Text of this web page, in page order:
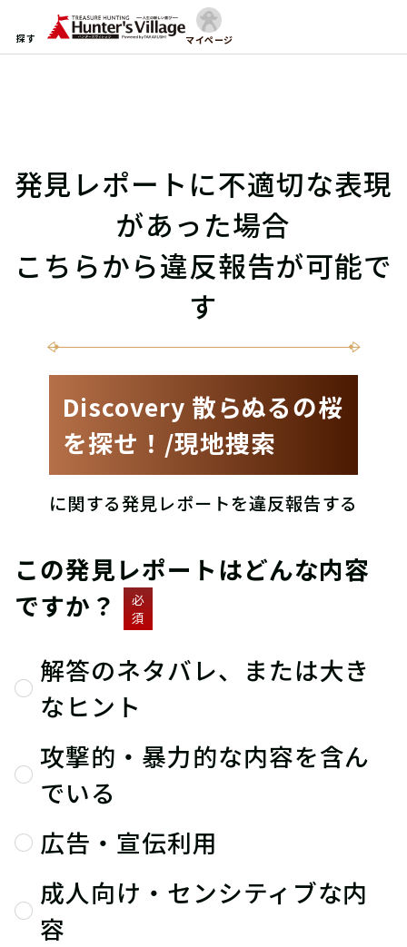
探す マイページ
発見レポートに不適切な表現
があった場合
こちらから違反報告が可能で
す
Discovery 散らぬるの桜
を探せ！/現地捜索
に関する発見レポートを違反報告する
この発見レポートはどんな内容
ですか？
必
須
解答のネタバレ、または大き
なヒント
攻撃的・暴力的な内容を含ん
でいる
広告・宣伝利用
成人向け・センシティブな内
容